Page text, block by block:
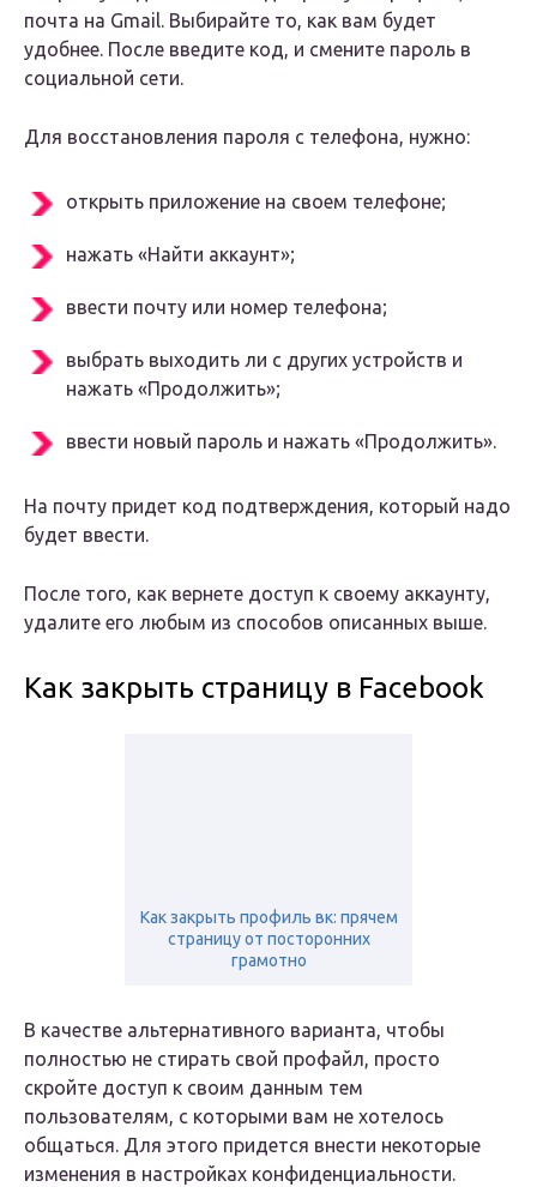
почта на Gmail. Выбирайте то, как вам будет
удобнее. После введите код, и смените пароль в
социальной сети.
Для восстановления пароля с телефона, нужно:
открыть приложение на своем телефоне;
нажать «Найти аккаунт»;
ввести почту или номер телефона;
выбрать выходить ли с других устройств и
нажать «Продолжить»;
ввести новый пароль и нажать «Продолжить».
На почту придет код подтверждения, который надо
будет ввести.
После того, как вернете доступ к своему аккаунту,
удалите его любым из способов описанных выше.
Как закрыть страницу в Facebook
Как закрыть профиль вк: прячем
страницу от посторонних
грамотно
В качестве альтернативного варианта, чтобы
полностью не стирать свой профайл, просто
скройте доступ к своим данным тем
пользователям, с которыми вам не хотелось
общаться. Для этого придется внести некоторые
изменения в настройках конфиденциальности.